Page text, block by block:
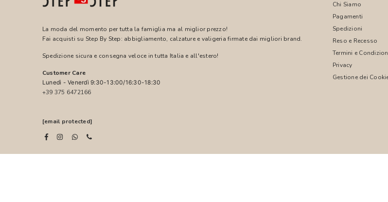
La moda del momento per tutta la famiglia ma al miglior prezzo!
Fai acquisti su Step By Step: abbigliamento, calzature e valigeria firmate dai migliori brand.
Spedizione sicura e consegna veloce in tutta Italia e all'estero!
Customer Care
Lunedì - Venerdì 9:30-13:00/16:30-18:30
+39 375 6472166
[email protected]
Chi Siamo
Pagamenti
Spedizioni
Reso e Recesso
Termini e
Privacy
Gestione dei